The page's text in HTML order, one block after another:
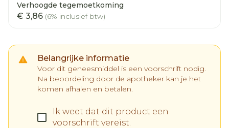
Verhoogde tegemoetkoming
€ 3,86 (6% inclusief btw)
Belangrijke informatie
Voor dit geneesmiddel is een voorschrift nodig.
Na beoordeling door de apotheker kan je het
komen afhalen en betalen.
Ik weet dat dit product een
voorschrift vereist.